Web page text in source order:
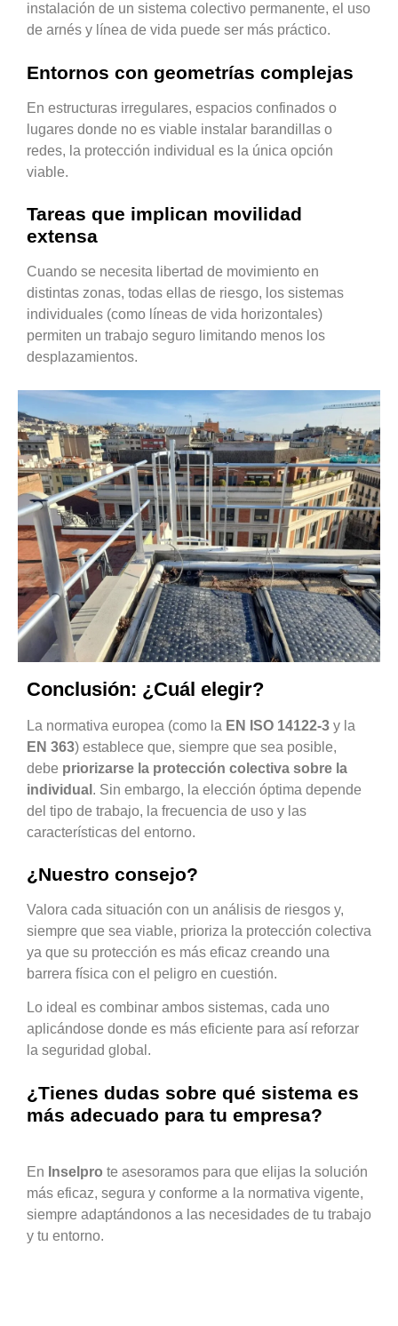
instalación de un sistema colectivo permanente, el uso
de arnés y línea de vida puede ser más práctico.
Entornos con geometrías complejas
En estructuras irregulares, espacios confinados o
lugares donde no es viable instalar barandillas o
redes, la protección individual es la única opción
viable.
Tareas que implican movilidad
extensa
Cuando se necesita libertad de movimiento en
distintas zonas, todas ellas de riesgo, los sistemas
individuales (como líneas de vida horizontales)
permiten un trabajo seguro limitando menos los
desplazamientos.
Conclusión: ¿Cuál elegir?
La normativa europea (como la EN ISO 14122-3 y la
EN 363) establece que, siempre que sea posible,
debe priorizarse la protección colectiva sobre la
individual . Sin embargo, la elección óptima depende
del tipo de trabajo, la frecuencia de uso y las
características del entorno.
¿Nuestro consejo?
Valora cada situación con un análisis de riesgos y,
siempre que sea viable, prioriza la protección colectiva
ya que su protección es más eficaz creando una
barrera física con el peligro en cuestión.
Lo ideal es combinar ambos sistemas, cada uno
aplicándose donde es más eficiente para así reforzar
la seguridad global.
¿Tienes dudas sobre qué sistema es
más adecuado para tu empresa?
En Inselpro te asesoramos para que elijas la solución
más eficaz, segura y conforme a la normativa vigente,
siempre adaptándonos a las necesidades de tu trabajo
y tu entorno.